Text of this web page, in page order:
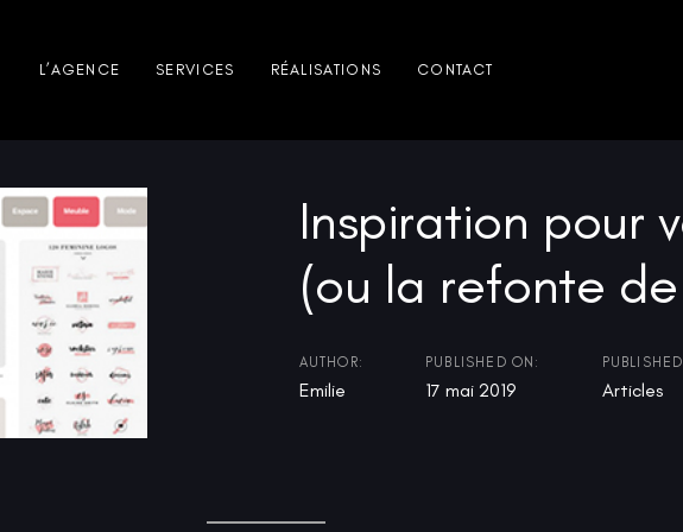
L’AGENCE SERVICES RÉALISATIONS CONTACT
Inspiration pour
(ou la refonte
AUTHOR:
Emilie
PUBLISHED ON:
17 mai 2019 Articles